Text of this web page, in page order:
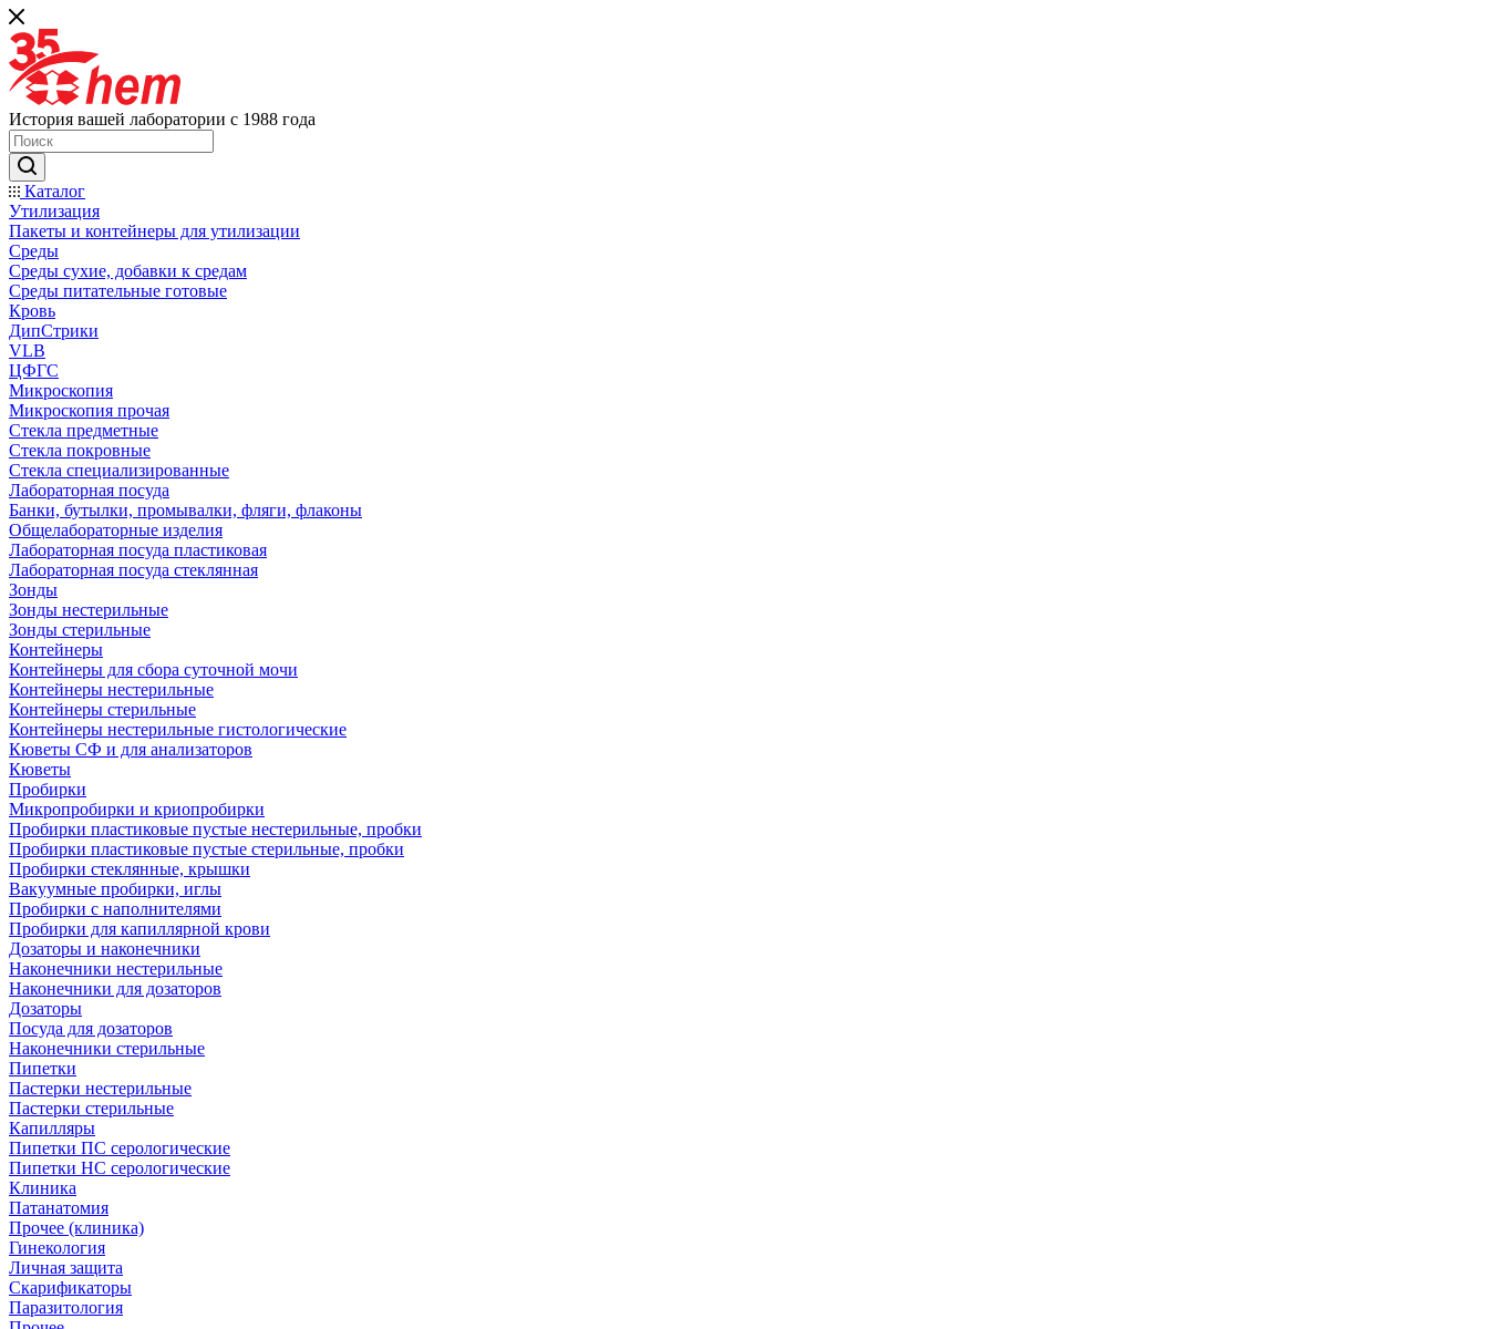
История вашей лаборатории с 1988 года
Каталог
Утилизация
Пакеты и контейнеры для утилизации
Среды
Среды сухие, добавки к средам
Среды питательные готовые
Кровь
ДипСтрики
VLB
ЦФГС
Микроскопия
Микроскопия прочая
Стекла предметные
Стекла покровные
Стекла специализированные
Лабораторная посуда
Банки, бутылки, промывалки, фляги, флаконы
Общелабораторные изделия
Лабораторная посуда пластиковая
Лабораторная посуда стеклянная
Зонды
Зонды нестерильные
Зонды стерильные
Контейнеры
Контейнеры для сбора суточной мочи
Контейнеры нестерильные
Контейнеры стерильные
Контейнеры нестерильные гистологические
Кюветы СФ и для анализаторов
Кюветы
Пробирки
Микропробирки и криопробирки
Пробирки пластиковые пустые нестерильные, пробки
Пробирки пластиковые пустые стерильные, пробки
Пробирки стеклянные, крышки
Вакуумные пробирки, иглы
Пробирки с наполнителями
Пробирки для капиллярной крови
Дозаторы и наконечники
Наконечники нестерильные
Наконечники для дозаторов
Дозаторы
Посуда для дозаторов
Наконечники стерильные
Пипетки
Пастерки нестерильные
Пастерки стерильные
Капилляры
Пипетки ПС серологические
Пипетки НС серологические
Клиника
Патанатомия
Прочее (клиника)
Гинекология
Личная защита
Скарификаторы
Паразитология